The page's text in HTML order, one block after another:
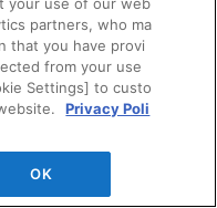
partners, who ma
that you have provi
from your use
Settings] to custo
Privacy Poli
OK